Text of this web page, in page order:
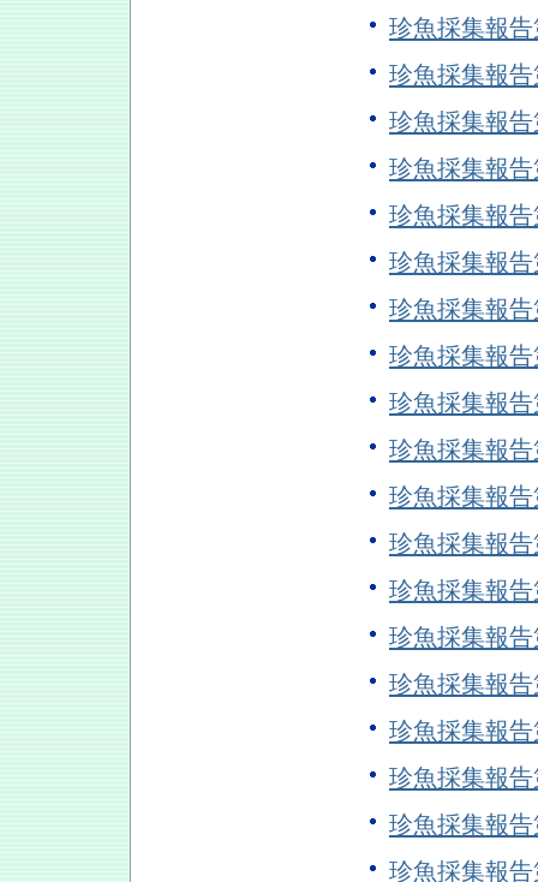
珍魚採集報
珍魚採集報
珍魚採集報
珍魚採集報
珍魚採集報
珍魚採集報
珍魚採集報
珍魚採集報
珍魚採集報
珍魚採集報
珍魚採集報
珍魚採集報
珍魚採集
珍魚採集報
珍魚採集
珍魚採集
珍魚採集
珍魚採集
珍魚採集